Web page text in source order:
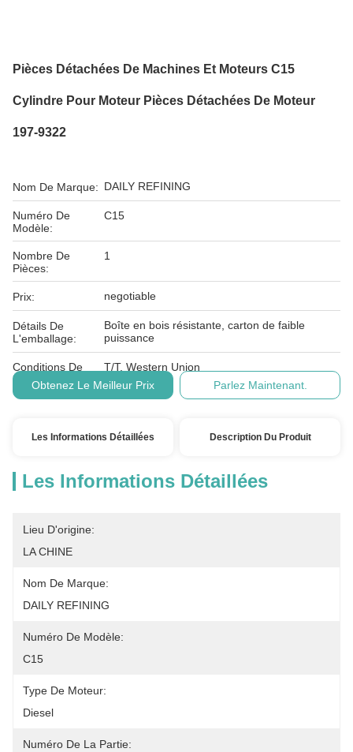
Pièces Détachées De Machines Et Moteurs C15
Cylindre Pour Moteur Pièces Détachées De Moteur
197-9322
Nom De Marque: DAILY REFINING
Numéro De
Modèle:
C15
Nombre De
Pièces:
1
Prix: negotiable
Détails De
L'emballage:
Boîte en bois résistante, carton de faible
puissance
Conditions De
Paiement:
T/T, Western Union
Obtenez Le Meilleur Prix
Parlez Maintenant.
Les Informations Détaillées Description Du Produit
Les Informations Détaillées
Lieu D'origine:
LA CHINE
Nom De Marque:
DAILY REFINING
Numéro De Modèle:
C15
Type De Moteur:
Diesel
Numéro De La Partie: